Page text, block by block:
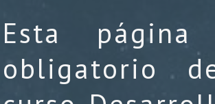
Esta
obligatorio